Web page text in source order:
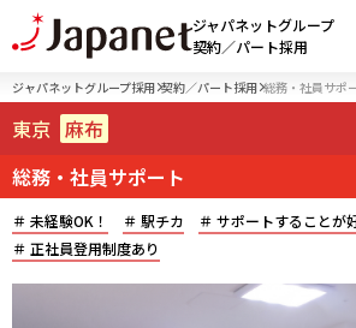
ジャパネットグループ
契約／パート採用
ジャパネットグループ採用 契約／パート採用 総務・社員サポ
東京 麻布
総務・社員サポート
未経験OK！ 駅チカ
サポートすることが
正社員登用制度あり